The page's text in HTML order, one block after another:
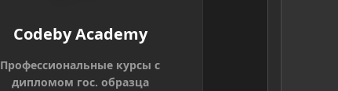
Codeby Academy
Профессиональные курсы с
дипломом гос. образца